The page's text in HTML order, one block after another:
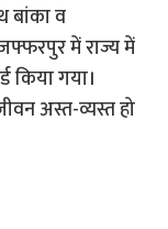
बांका व
में राज्य में
किया गया।
अस्त-व्यस्त हो